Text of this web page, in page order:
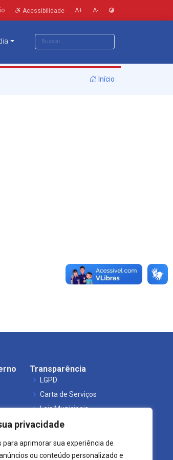
privacidade
para aprimorar sua experiência de
ou conteúdo personalizado e
Acessibilidade A+ A-
Início
Transparência
LGPD
Carta de Serviços
Leis Municipais